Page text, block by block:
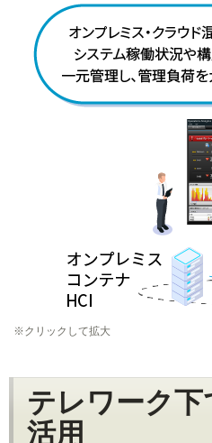
※クリックして拡大
テレワーク
活用